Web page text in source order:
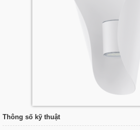
Thông số kỹ thuật